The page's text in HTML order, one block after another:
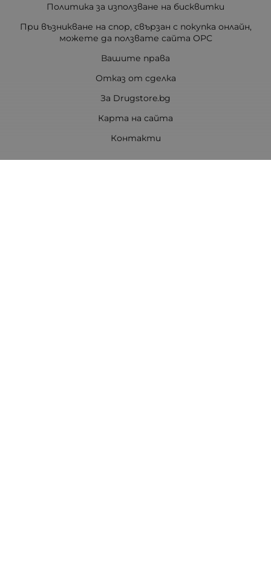
Политика за използване на бисквитки
При възникване на спор, свързан с покупка онлайн,
можете да ползвате сайта ОРС
Вашите права
Отказ от сделка
За Drugstore.bg
Карта на сайта
Контакти